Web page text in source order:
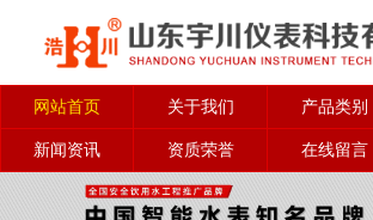
网站首页 关于我们 产品类别
新闻资讯 资质荣誉 在线留言